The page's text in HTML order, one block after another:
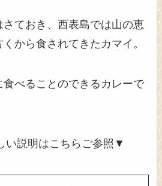
さておき、西表島では山の恵
から食されてきたカマイ。
べることのできるカレーで
い説明はこちらご参照▼